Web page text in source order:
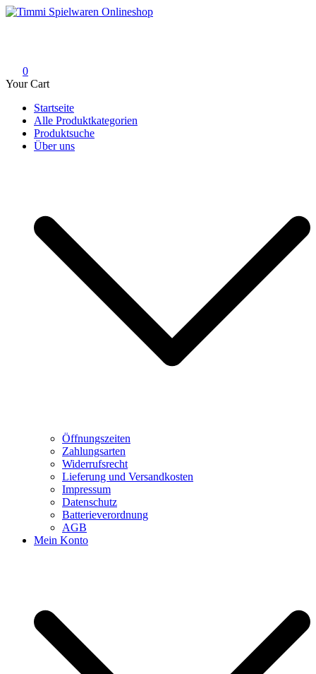
Skip
0
Your Cart
Startseite
Alle Produktkategorien
Produktsuche
Über uns
Öffnungszeiten
Zahlungsarten
Widerrufsrecht
Lieferung und Versandkosten
Impressum
Datenschutz
Batterieverordnung
AGB
Mein Konto